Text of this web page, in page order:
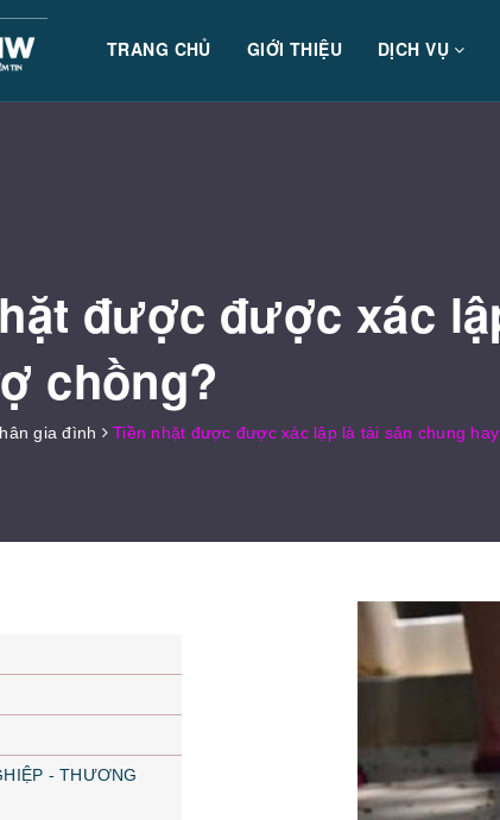
TRANG CHỦ GIỚI THIỆU DỊCH VỤ
được được xác
chồng?
gia đình Tiền nhặt được được xác lập là tài sản chung
- THƯƠNG